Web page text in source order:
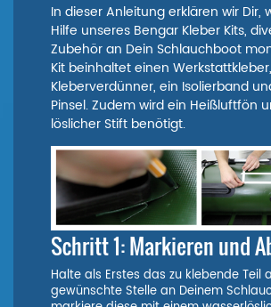
In dieser Anleitung erklären wir Dir,
Hilfe unseres Bengar Kleber Kits,
Zubehör an Dein Schlauchboot
Kit beinhaltet einen
Kleberverdünner, ein Isolierband
Pinsel. Zudem wird ein Heißluftfön
löslicher Stift benötigt.
Schritt 1: Markieren und
Halte als Erstes das zu klebende Teil
gewünschte Stelle an Deinem